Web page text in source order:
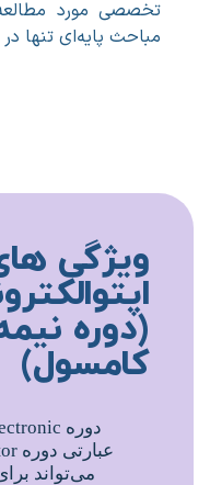
تخصصی مورد
مباحث پایه‌ای تنها
ویژگی
(دوره
کامسول)
می‌تواند